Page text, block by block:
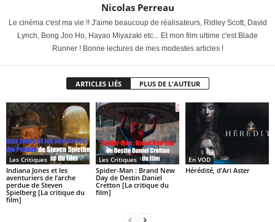
Nicolas Perreau
Le cinéma c'est ma vie !! J'aime beaucoup de réalisateurs, Ridley Scott, David
Lynch, Bong Joo Ho, Hayao Miyazaki etc... Et mon film ultime c'est Blade
Runner ! Bonne lectures de mes modestes articles !
ARTICLES LIÉS PLUS DE L'AUTEUR
Les Critiques
Indiana Jones et les
aventuriers de l’arche
perdue de Steven
Spielberg [La critique du
film]
Les Critiques
Spider-Man : Brand New
Day de Destin Daniel
Cretton [La critique du
film]
En VOD
Hérédité, d’Ari Aster